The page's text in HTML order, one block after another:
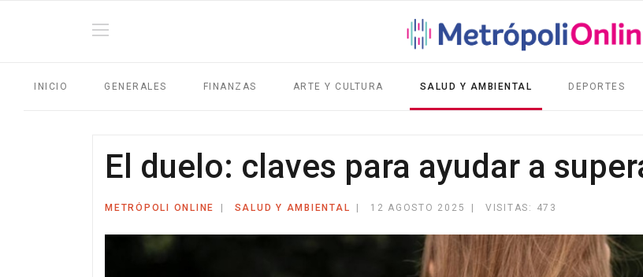
INICIO GENERALES FINANZAS ARTE Y CULTURA SALUD Y AMBIENTAL DEPORTES
El duelo: claves para ayudar a
METRÓPOLI ONLINE SALUD Y AMBIENTAL 12 AGOSTO 2025 VISITAS: 473